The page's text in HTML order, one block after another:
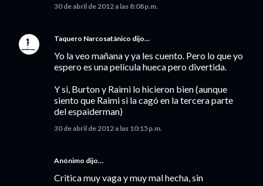
30 de abril de 2012 a las 8:08 p.m.
Taquero Narcosatánico dijo…
Yo la veo mañana y ya les cuento. Pero lo que yo
espero es una película hueca pero divertida.
Y si, Burton y Raimi lo hicieron bien (aunque
siento que Raimi si la cagó en la tercera parte
del espaiderman)
30 de abril de 2012 a las 10:15 p.m.
Anónimo dijo…
Critica muy vaga y muy mal hecha, sin